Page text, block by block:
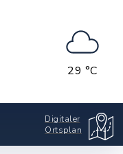
29 °C
Digitaler
Ortsplan